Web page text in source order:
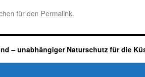
für den Permalink.
– unabhängiger Naturschutz für die